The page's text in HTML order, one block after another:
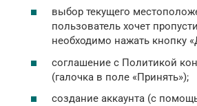
выбор текущего
пользователь хочет
необходимо нажать кнопку
соглашение с Политикой
(галочка в поле «Принять»);
создание аккаунта (с